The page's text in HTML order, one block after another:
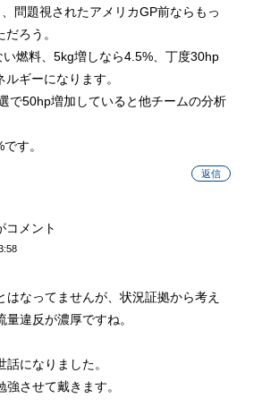
問題視されたアメリカGP前ならもっ
ろう。
燃料、5kg増しなら4.5%、丁度30hp
ギーになります。
で50hp増加していると他チームの分析
す。
返信
コメント
はなってませんが、状況証拠から考え
量違反が濃厚ですね。
になりました。
させて戴きます。